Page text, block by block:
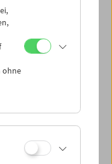
des neuen
Valeria Bruni
Sandrine
liegen
(Edgar
Jarmusch), die
(Suzana Amaral,
Bandbreite der
Susanne
MacDonald) und
Robert Rodriguez,
ohne